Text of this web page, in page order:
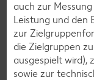
auch zur
Leistung und den
zur
die Zielgruppen
ausgespielt wird),
sowie zur